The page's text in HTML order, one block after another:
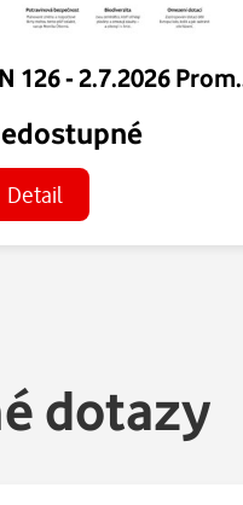
HN 126 -
Detail
dotazy